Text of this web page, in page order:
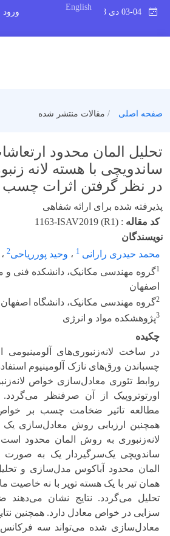
English
ورود
صفحه اصلی مقالات منتشر شده
تحلیل المان محدود
ساندویچی با هسته لانه
در نظر گرفتن اثرات چسب
پذیرفته شده برای ارائه شفاهی
کد مقاله :
1163-ISAV2019 (R1)
نویسندگان
محمد حیدری رارانی 1 ، وحید پورریاحی2 ،
1گروه مهندسی مکانیک، دانشکده فنی و
اصفهان
2گروه مهندسی مکانیک، دانشگاه اصفهان
3پژوهشکده مواد و انرژی
چکیده
در ساخت لانه‌زنبوری‌های
چسباندن ورق‌های نازک آلومینیوم
روابط تئوری معادل‌سازی خواص
اورتوتروپیک از آن صرفنظر
مطالعه تاثیر ضخامت چسب بر خواص
همچنین ارزیابی روش معادل‌سازی یک
لانه‌زنبوری به روش المان محدود
ساندویچی یک‌سرگیردار یک به صورت
المان محدود آباکوس مدل‌سازی و
همان تیر با یک هسته توپر با نه
تحلیل می‌گردد. نتایج نشان
سزایی در خواص معادل دارد. همچنین
معادل‌سازی شده می‌تواند سه فرکانس